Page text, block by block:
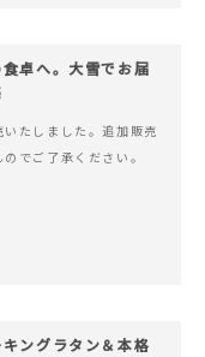
卓へ。大雪でお届
たしました。追加販売
でご了承ください。
ングラタン＆本格